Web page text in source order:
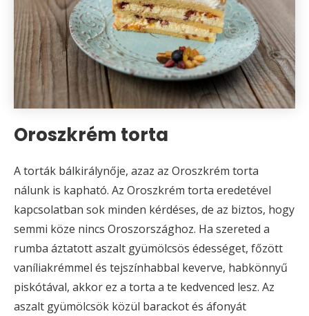
Oroszkrém torta
A torták bálkirálynője, azaz az Oroszkrém torta
nálunk is kapható. Az Oroszkrém torta eredetével
kapcsolatban sok minden kérdéses, de az biztos, hogy
semmi köze nincs Oroszországhoz. Ha szereted a
rumba áztatott aszalt gyümölcsös édességet, főzött
vaníliakrémmel és tejszínhabbal keverve, habkönnyű
piskótával, akkor ez a torta a te kedvenced lesz. Az
aszalt gyümölcsök közül barackot és áfonyát